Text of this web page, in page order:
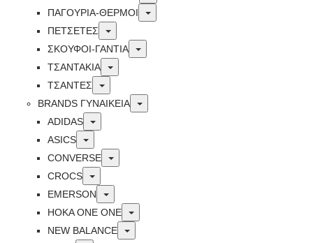
ΠΑΓΟΥΡΙΑ-ΘΕΡΜΟΙ
Toggle
ΠΕΤΣΈΤΕΣ
Toggle
ΣΚΟΥΦΟΙ-ΓΑΝΤΙΑ
Toggle
ΤΣΑΝΤΑΚΙΑ
Toggle
ΤΣΑΝΤΕΣ
Toggle
BRANDS ΓΥΝΑΙΚΕΊΑ
Toggle
ADIDAS
Toggle
ASICS
Toggle
CONVERSE
Toggle
CROCS
Toggle
EMERSON
Toggle
HOKA ONE ONE
Toggle
NEW BALANCE
Toggle